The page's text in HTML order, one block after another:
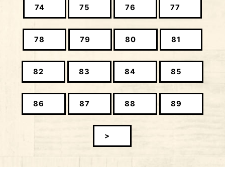
74 75 76 77
78 79 80 81
82 83 84 85
86 87 88 89
>